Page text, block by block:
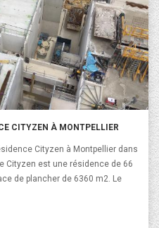
CITYZEN À MONTPELLIER
Cityzen à Montpellier dans
Cityzen est une résidence de 66
de plancher de 6360 m2. Le
Cityzen est prévue en 2019.
de la Résidence Cityzen à